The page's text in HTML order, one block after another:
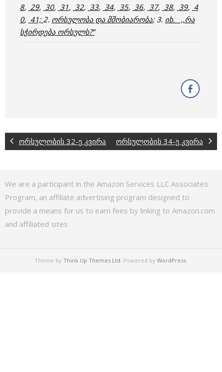
8, 29, 30, 31, 32, 33, 34, 35, 36, 37, 38, 39, 4
0, 41; 2. ორსულობა და მშობიარობა; 3. იხ. ,,რა
სჭირდება ორსულს?”
ორსულობის 32-ე კვირა ორსულობის 34-ე კვირა
We are a participant in the Amazon Services LLC Associates
Program, an affiliate advertising program designed to
provide a means for us to earn fees by linking to Amazon.com
and affiliated sites
Theme by Think Up Themes Ltd . Powered by WordPress